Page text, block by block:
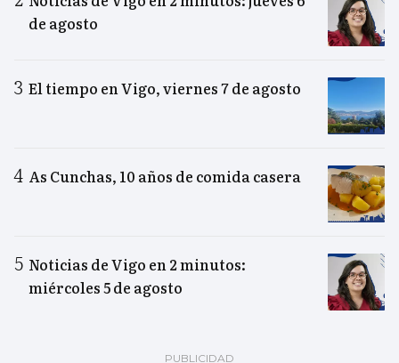
de agosto
El tiempo en Vigo, viernes 7 de agosto
As Cunchas, 10 años de comida casera
Noticias de Vigo en 2 minutos:
miércoles 5 de agosto